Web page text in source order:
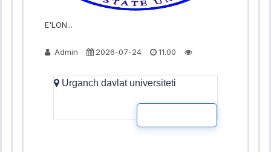
E'LON...
Admin 2026-07-24 11.00
Urganch davlat universiteti